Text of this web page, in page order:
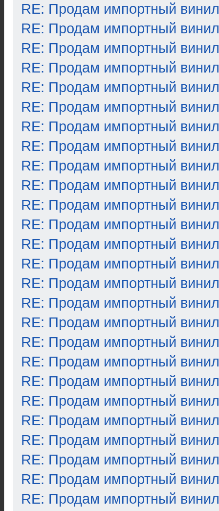
RE: Продам импортный винил
RE: Продам импортный винил
RE: Продам импортный винил
RE: Продам импортный винил
RE: Продам импортный винил
RE: Продам импортный винил
RE: Продам импортный винил
RE: Продам импортный винил
RE: Продам импортный винил
RE: Продам импортный винил
RE: Продам импортный винил
RE: Продам импортный винил
RE: Продам импортный винил
RE: Продам импортный винил
RE: Продам импортный винил
RE: Продам импортный винил
RE: Продам импортный винил
RE: Продам импортный винил
RE: Продам импортный винил
RE: Продам импортный винил
RE: Продам импортный винил
RE: Продам импортный винил
RE: Продам импортный винил
RE: Продам импортный винил
RE: Продам импортный винил
RE: Продам импортный винил